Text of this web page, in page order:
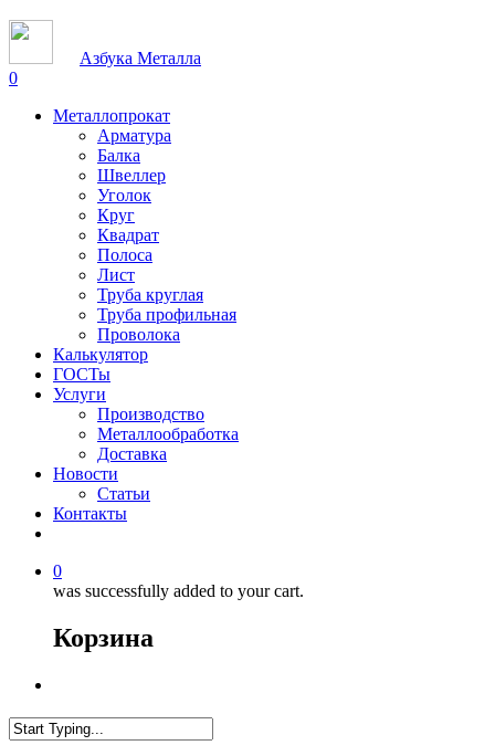
Азбука Металла
0
Металлопрокат
Арматура
Балка
Швеллер
Уголок
Круг
Квадрат
Полоса
Лист
Труба круглая
Труба профильная
Проволока
Калькулятор
ГОСТы
Услуги
Производство
Металлообработка
Доставка
Новости
Статьи
Контакты
0
was successfully added to your cart.
Корзина